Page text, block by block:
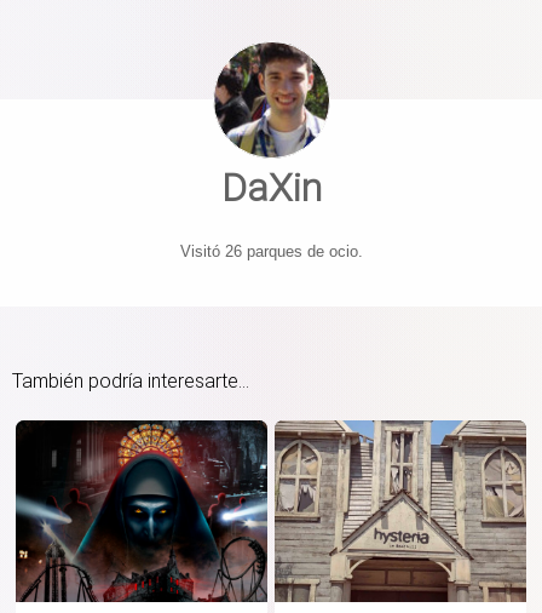
DaXin
Visitó 26 parques de ocio.
También podría interesarte...